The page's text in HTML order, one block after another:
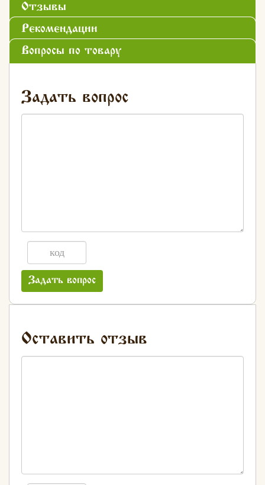
Отзывы
Рекомендации
Вопросы по товару
Задать вопрос
Задать вопрос
Оставить отзыв